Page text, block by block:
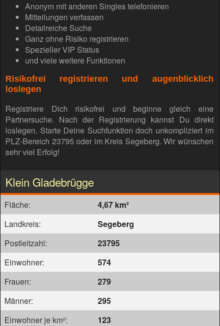
Anonym mit anderen Singles telefonieren
Mitteilungen verfassen
Detailreiche Suche
Ganz ohne Risiko registrieren
Spezieller VIP Status
und viele weitere Funktionen
Risikofrei registrieren und augenblicklich
loslegen
Registriere Dich risikofrei und beginne gleich eine
Partnersuche. Nach der Registrierung kannst Du direkt
loslegen. Starte Deine Suchfunktion doch unkompliziert im
PLZ-Bereich 23795 oder im Kreis Segeberg. Wir wünschen
sehr viel Erfolg!
Klein Gladebrügge
Fläche:
4,67 km²
Landkreis:
Segeberg
Postleitzahl:
23795
Einwohner:
574
Frauen:
279
Männer:
295
Einwohner je km²:
123